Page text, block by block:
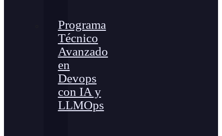
Programa
Técnico
Avanzado
en
Devops
con IA y
LLMOps